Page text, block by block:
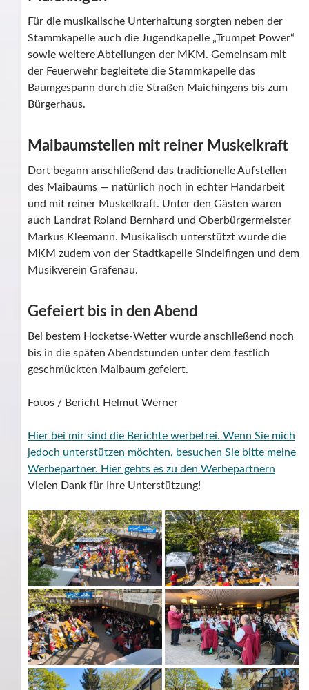
Für die musikalische Unterhaltung sorgten neben der
Stammkapelle auch die Jugendkapelle „Trumpet Power“
sowie weitere Abteilungen der MKM. Gemeinsam mit
der Feuerwehr begleitete die Stammkapelle das
Baumgespann durch die Straßen Maichingens bis zum
Bürgerhaus.
Maibaumstellen mit reiner Muskelkraft
Dort begann anschließend das traditionelle Aufstellen
des Maibaums — natürlich noch in echter Handarbeit
und mit reiner Muskelkraft. Unter den Gästen waren
auch Landrat Roland Bernhard und Oberbürgermeister
Markus Kleemann. Musikalisch unterstützt wurde die
MKM zudem von der Stadtkapelle Sindelfingen und dem
Musikverein Grafenau.
Gefeiert bis in den Abend
Bei bestem Hocketse-Wetter wurde anschließend noch
bis in die späten Abendstunden unter dem festlich
geschmückten Maibaum gefeiert.
Fotos / Bericht Helmut Werner
Hier bei mir sind die Berichte werbefrei. Wenn Sie mich
jedoch unterstützen möchten, besuchen Sie bitte meine
Werbepartner. Hier gehts es zu den Werbepartnern
Vielen Dank für Ihre Unterstützung!